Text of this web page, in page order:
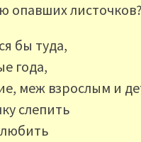
опавших листочков?
бы туда,
года,
меж взрослым и
слепить